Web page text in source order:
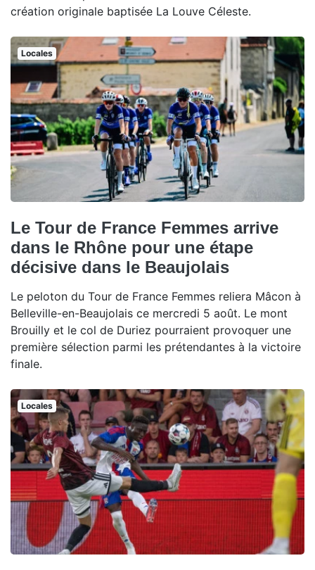
création originale baptisée La Louve Céleste.
Locales
Le Tour de France Femmes arrive
dans le Rhône pour une étape
décisive dans le Beaujolais
Le peloton du Tour de France Femmes reliera Mâcon à
Belleville-en-Beaujolais ce mercredi 5 août. Le mont
Brouilly et le col de Duriez pourraient provoquer une
première sélection parmi les prétendantes à la victoire
finale.
Locales